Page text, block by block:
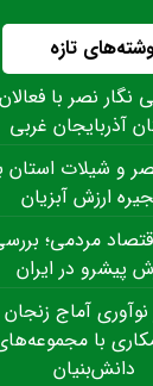
تازه
نصر با
آذربایجان غربی
و شیلات استان
ارزش آبزیان
پیشرو در ایران
نوآوری آماج
با
دانش‌بنیان